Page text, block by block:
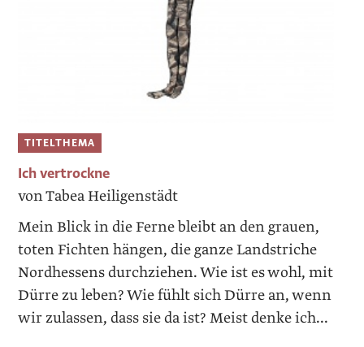
TITELTHEMA
Ich vertrockne
von Tabea Heiligenstädt
Mein Blick in die Ferne bleibt an den grauen,
toten Fichten hängen, die ganze Landstriche
Nordhessens durchziehen. Wie ist es wohl, mit
Dürre zu leben? Wie fühlt sich Dürre an, wenn
wir zulassen, dass sie da ist? Meist denke ich...